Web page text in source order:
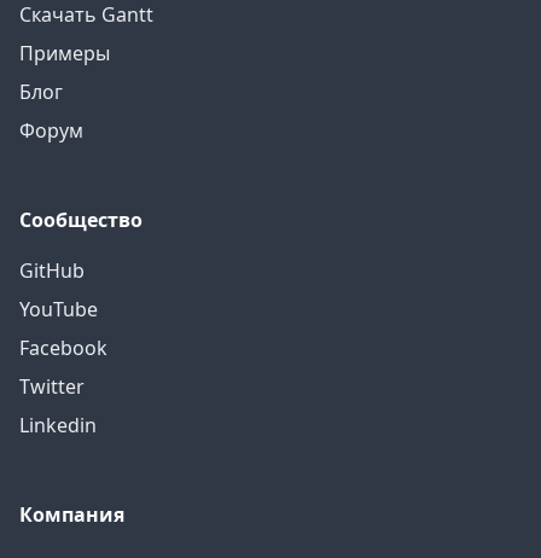
Скачать Gantt
Примеры
Блог
Форум
Сообщество
GitHub
YouTube
Facebook
Twitter
Linkedin
Компания